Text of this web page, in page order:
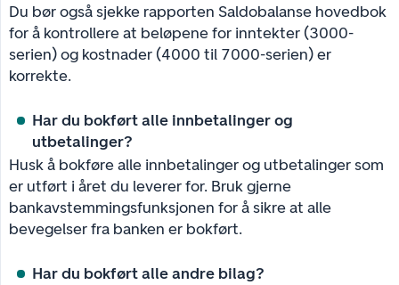
Du bør også sjekke rapporten Saldobalanse hovedbok
for å kontrollere at beløpene for inntekter (3000-
serien) og kostnader (4000 til 7000-serien) er
korrekte.
Har du bokført alle innbetalinger og
utbetalinger?
Husk å bokføre alle innbetalinger og utbetalinger som
er utført i året du leverer for. Bruk gjerne
bankavstemmingsfunksjonen for å sikre at alle
bevegelser fra banken er bokført.
Har du bokført alle andre bilag?